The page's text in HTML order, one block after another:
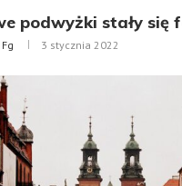
podwyżki stały się
Fg 3 stycznia 2022